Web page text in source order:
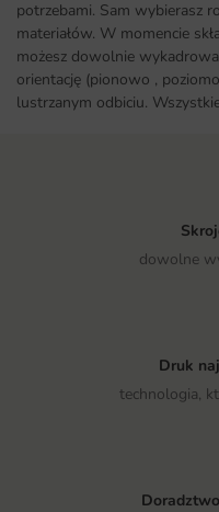
potrzebami. Sam wybierasz
materiałów. W momencie
możesz dowolnie
orientację (pionowo ,
lustrzanym odbiciu.
dowolne
Druk
technologia,